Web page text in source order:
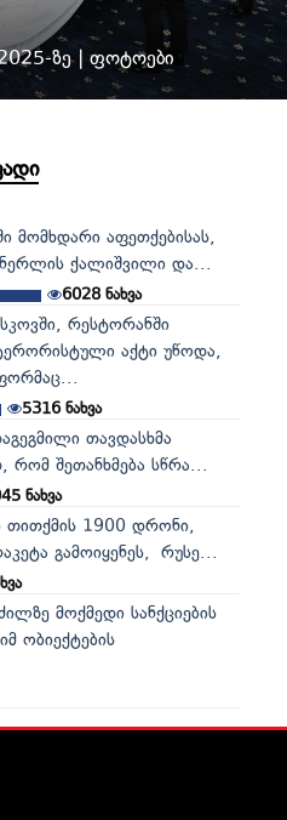
ზე | ფოტოები
მომხდარი აფეთქებისას,
ქალიშვილი და...
6028 ნახვა
რესტორანში
აქტი უწოდა,
5316ნახვა
თავდასხმა
რომ შეთანხმება სწრა...
ნახვა
თითქმის 1900 დრონი,
გამოიყენეს, რუსე...
მოქმედი სანქციების
ობიექტების